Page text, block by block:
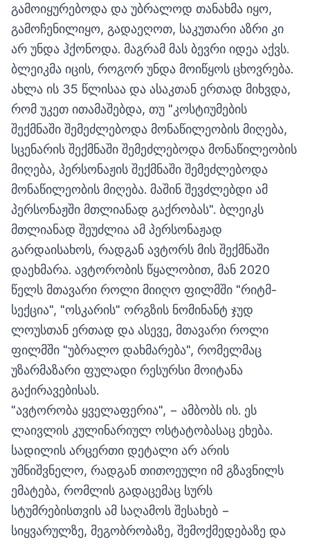
გამოიყურებოდა და უბრალოდ თანახმა იყო,
გამოჩენილიყო, გადაეღოთ, საკუთარი აზრი კი
არ უნდა ჰქონოდა. მაგრამ მას ბევრი იდეა აქვს.
ბლეიკმა იცის, როგორ უნდა მოიწყოს ცხოვრება.
ახლა ის 35 წლისაა და ასაკთან ერთად მიხვდა,
რომ უკეთ ითამაშებდა, თუ "კოსტიუმების
შექმნაში შემეძლებოდა მონაწილეობის მიღება,
სცენარის შექმნაში შემეძლებოდა მონაწილეობის
მიღება, პერსონაჟის შექმნაში შემეძლებოდა
მონაწილეობის მიღება. მაშინ შევძლებდი ამ
პერსონაჟში მთლიანად გაქრობას". ბლეიკს
მთლიანად შეუძლია ამ პერსონაჟად
გარდაისახოს, რადგან ავტორს მის შექმნაში
დაეხმარა. ავტორობის წყალობით, მან 2020
წელს მთავარი როლი მიიღო ფილმში "რიტმ-
სექცია", "ოსკარის" ორგზის ნომინანტ ჯუდ
ლოუსთან ერთად და ასევე, მთავარი როლი
ფილმში "უბრალო დახმარება", რომელმაც
უზარმაზარი ფულადი რესურსი მოიტანა
გაქირავებისას.
"ავტორობა ყველაფერია", − ამბობს ის. ეს
ლაივლის კულინარიულ ოსტატობასაც ეხება.
სადილის არცერთი დეტალი არ არის
უმნიშვნელო, რადგან თითოეული იმ გზავნილს
ემატება, რომლის გადაცემაც სურს
სტუმრებისთვის ამ საღამოს შესახებ −
სიყვარულზე, მეგობრობაზე, შემოქმედებაზე და